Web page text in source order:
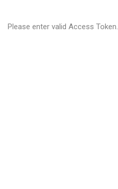
Please enter valid Access Token.